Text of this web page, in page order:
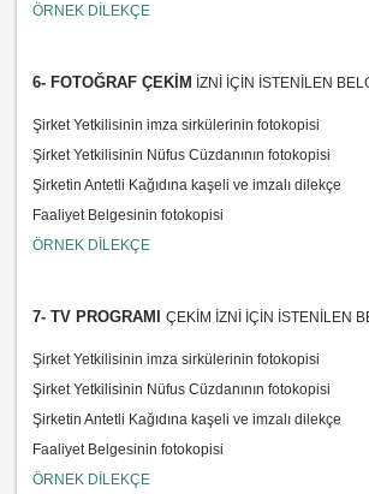
ÖRNEK DİLEKÇE
6- FOTOĞRAF ÇEKİM İZNİ İÇİN İSTENİLEN
Şirket Yetkilisinin imza sirkülerinin fotokopisi
Şirket Yetkilisinin Nüfus Cüzdanının fotokopisi
Şirketin Antetli Kağıdına kaşeli ve imzalı dilekçe
ÖRNEK DİLEKÇE
7- TV PROGRAMIÇEKİM İZNİ İÇİN İSTENİLEN
Şirket Yetkilisinin imza sirkülerinin fotokopisi
Şirket Yetkilisinin Nüfus Cüzdanının fotokopisi
Şirketin Antetli Kağıdına kaşeli ve imzalı dilekçe
Faaliyet Belgesinin fotokopisi
ÖRNEK DİLEKÇE